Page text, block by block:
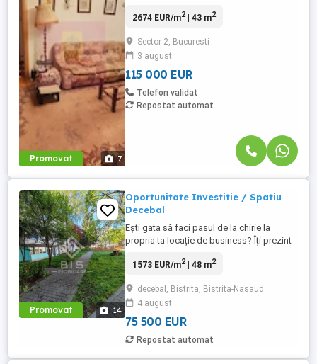
Promovat 7
Lacul Tei, chiar lângă Parcul Circului.
imobil, beneficiind de o poziție deosebită,
cu o priveliște superbă către Parcul
Circului, aflat chiar în fața ferestrelor. ...
2674 EUR/m2| 43 m2
Sector 2, Bucuresti
3 august
115 000 EUR
Telefon validat
Repostat automat
Promovat 14
Oportunitate Investitie / Spatiu
Decebal
Ești gata să faci pasul de la chirie la
propria ta locație de business? Îți prezint
la parterul unui bloc pe Bulevardul
vizibile artere din Bistrița. Cu o suprafață
utilă de 48 mp, acest spațiu a funcționat
anterior ...
1573 EUR/m2| 48 m2
decebal, Bistrita, Bistrita-Nasaud
4 august
75 500 EUR
Repostat automat